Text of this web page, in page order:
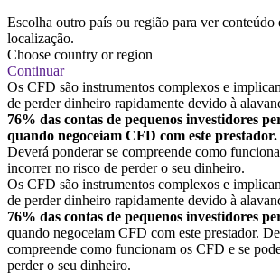
Escolha outro país ou região para ver conteúdo
localização.
Choose country or region
Continuar
Os CFD são instrumentos complexos e
de perder dinheiro rapidamente devido à
76% das contas de pequenos investidores
quando negoceiam CFD com este prestador.
Deverá ponderar se compreende como
incorrer no risco de perder o seu dinheiro.
Os CFD são instrumentos complexos e
de perder dinheiro rapidamente devido à
76% das contas de pequenos investidores
quando negoceiam CFD com este prestador.
compreende como funcionam os CFD e se
perder o seu dinheiro.